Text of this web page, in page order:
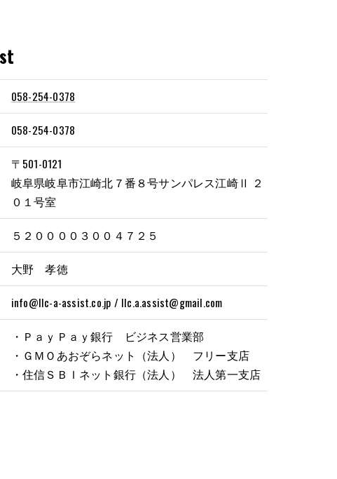
058-254-0378
058-254-0378
〒501-0121
岐阜県岐阜市江崎北７番８号サンパレス江崎Ⅱ ２
０１号室
５２００００３００４７２５
大野 孝徳
info@llc-a-assist.co.jp / llc.a.assist@gmail.com
・ＰａｙＰａｙ銀行 ビジネス営業部
・ＧＭＯあおぞらネット（法人） フリー支店
・住信ＳＢＩネット銀行（法人） 法人第一支店